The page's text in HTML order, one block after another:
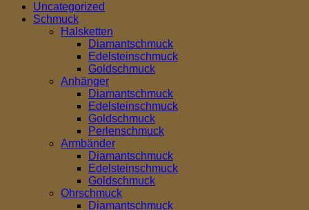
Uncategorized
Schmuck
Halsketten
Diamantschmuck
Edelsteinschmuck
Goldschmuck
Anhänger
Diamantschmuck
Edelsteinschmuck
Goldschmuck
Perlenschmuck
Armbänder
Diamantschmuck
Edelsteinschmuck
Goldschmuck
Ohrschmuck
Diamantschmuck